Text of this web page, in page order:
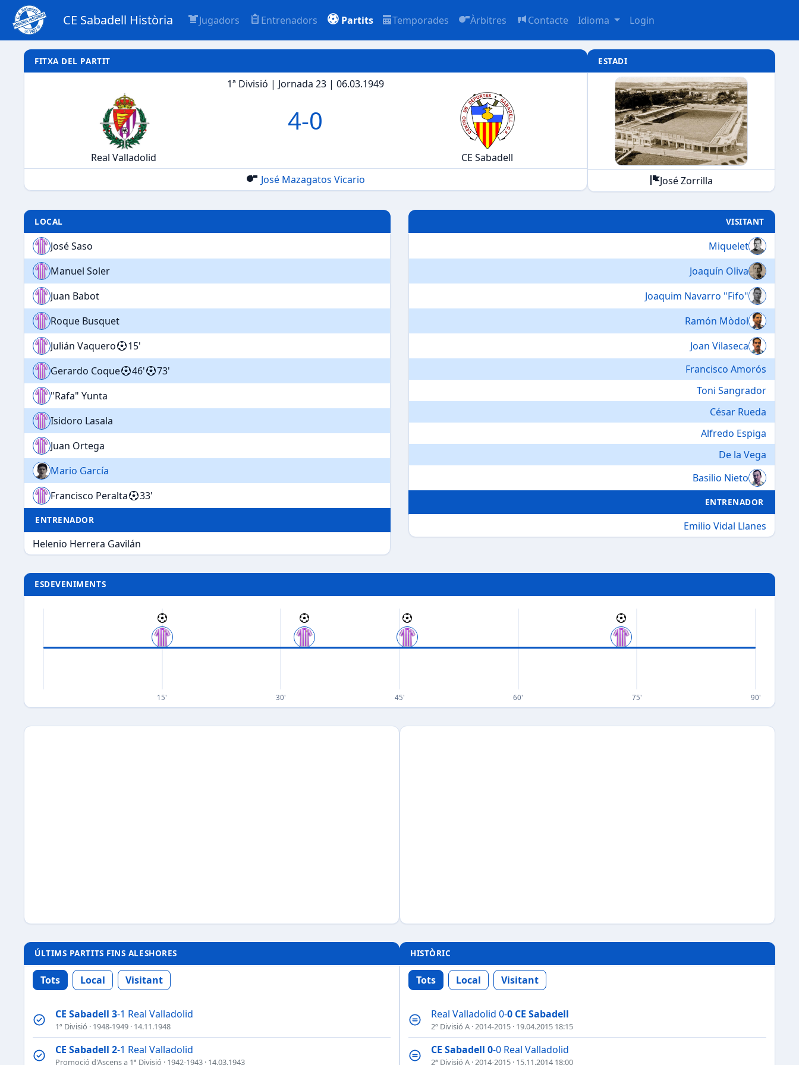
CE Sabadell Història Jugadors Entrenadors Partits Temporades Àrbitres Contacte Idioma Login
FITXA DEL PARTIT
1ª Divisió | Jornada 23 | 06.03.1949
Real Valladolid
4-0
CE Sabadell
José Mazagatos Vicario
ESTADI
José Zorrilla
LOCAL
José Saso
Manuel Soler
Juan Babot
Roque Busquet
Julián Vaquero
15'
Gerardo Coque
46'
73'
"Rafa" Yunta
Isidoro Lasala
Juan Ortega
Mario García
Francisco Peralta
33'
ENTRENADOR
Helenio Herrera Gavilán
VISITANT
Miquelet
Joaquín Oliva
Joaquim Navarro "Fifo"
Ramón Mòdol
Joan Vilaseca
Francisco Amorós
Toni Sangrador
César Rueda
Alfredo Espiga
De la Vega
Basilio Nieto
ENTRENADOR
Emilio Vidal Llanes
ESDEVENIMENTS
15' 30' 45' 60' 75' 90'
ÚLTIMS PARTITS FINS ALESHORES
Tots Local Visitant
CE Sabadell 3-1 Real Valladolid
1ª Divisió · 1948-1949 · 14.11.1948
CE Sabadell 2-1 Real Valladolid
Promoció d'Ascens a 1ª Divisió · 1942-1943 · 14.03.1943
HISTÒRIC
Tots Local Visitant
Real Valladolid 0-0 CE Sabadell
2ª Divisió A ·2014-2015 · 19.04.2015 18:15
CE Sabadell 0-0 Real Valladolid
2ª Divisió A ·2014-2015 · 15.11.2014 18:00